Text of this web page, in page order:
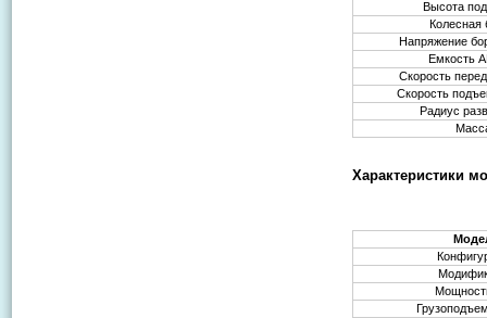
Высота
Колесная
Напряжение
Емкость
Скорость
Скорость
Радиус
Характеристики